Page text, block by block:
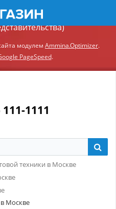
Ammina.Регионы
модулем Ammina.Optimizer.
PageSpeed.
1111
техники в Москве
в Москве